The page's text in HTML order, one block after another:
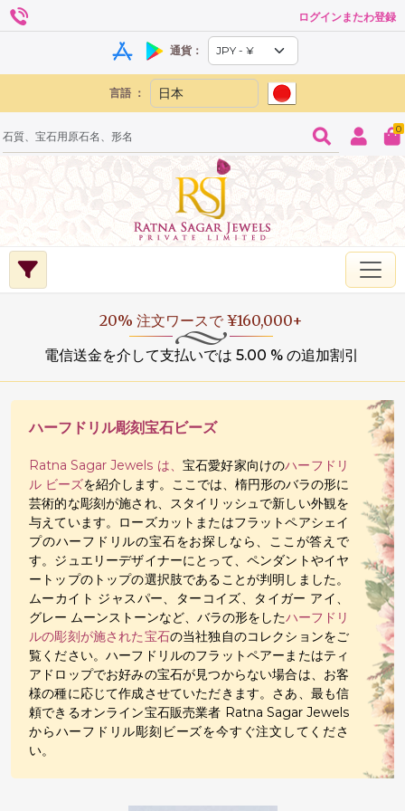
ログインまたわ登録
通貨：
言語 ：
0
20% 注文ワースで ¥160,000+
電信送金を介して支払いでは 5.00 % の追加割引
ハーフドリル彫刻宝石ビーズ
Ratna Sagar Jewels は、 宝石愛好家向けのハーフドリ
ル ビーズを紹介します。ここでは、楕円形のバラの形に
芸術的な彫刻が施され、スタイリッシュで新しい外観を
与えています。ローズカットまたはフラットペアシェイ
プのハーフドリルの宝石をお探しなら、ここが答えで
す。ジュエリーデザイナーにとって、ペンダントやイヤ
ートップのトップの選択肢であることが判明しました。
ムーカイト ジャスパー、ターコイズ、タイガー アイ、
グレー ムーンストーンなど、バラの形をしたハーフドリ
ルの彫刻が施された宝石の当社独自のコレクションをご
覧ください。ハーフドリルのフラットペアーまたはティ
アドロップでお好みの宝石が見つからない場合は、お客
様の種に応じて作成させていただきます。さあ、最も信
頼できるオンライン宝石販売業者 Ratna Sagar Jewels
からハーフドリル彫刻ビーズを今すぐ注文してくださ
い。